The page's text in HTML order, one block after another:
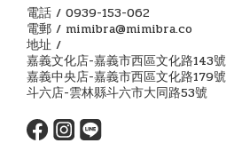
電話 / 0939-153-062
電郵 / mimibra@mimibra.co
地址 /
嘉義文化店-嘉義市西區文化路143號
嘉義中央店-嘉義市西區文化路179號
斗六店-雲林縣斗六市大同路53號